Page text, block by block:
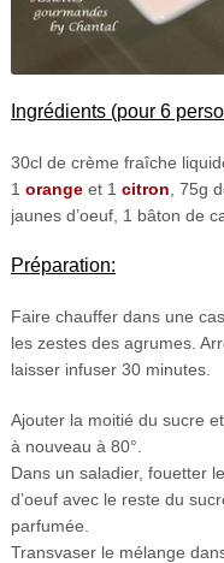
Ingrédients (pour 6
30cl de crème fraîche
1 orangeet 1 citron , 75g
jaunes d’oeuf, 1 bâton de
Préparation:
Faire chauffer dans une
les zestes des agrumes.
laisser infuser 30 minutes.
Ajouter la moitié du sucre
à nouveau à 80°.
Dans un saladier, fouetter
d’oeuf avec le reste du
parfumée.
Transvaser le mélange